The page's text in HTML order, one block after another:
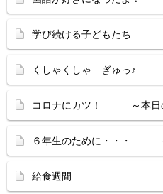
学び続ける子どもたち
くしゃくしゃ ぎゅっ♪
コロナにカツ！ ～本日
６年生のために・・・
給食週間